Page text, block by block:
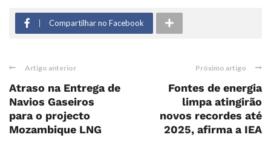
Compartilhar no Facebook
Artigo anterior
Atraso na Entrega de
Navios Gaseiros
para o projecto
Mozambique LNG
Próximo artigo
Fontes de energia
limpa atingirão
novos recordes até
2025, afirma a IEA